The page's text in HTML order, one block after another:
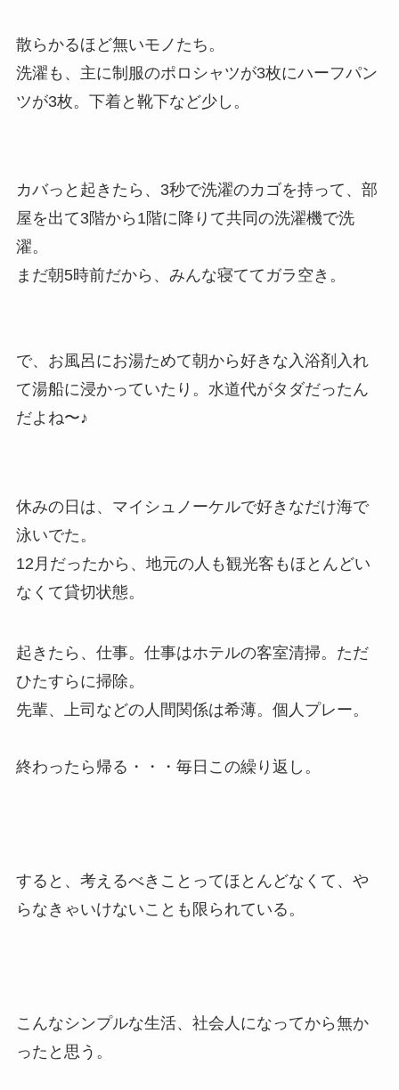
散らかるほど無いモノたち。
洗濯も、主に制服のポロシャツが3枚にハーフパン
ツが3枚。下着と靴下など少し。
カバっと起きたら、3秒で洗濯のカゴを持って、部
屋を出て3階から1階に降りて共同の洗濯機で洗
濯。
まだ朝5時前だから、みんな寝ててガラ空き。
で、お風呂にお湯ためて朝から好きな入浴剤入れ
て湯船に浸かっていたり。水道代がタダだったん
だよね〜♪
休みの日は、マイシュノーケルで好きなだけ海で
泳いでた。
12月だったから、地元の人も観光客もほとんどい
なくて貸切状態。
起きたら、仕事。仕事はホテルの客室清掃。ただ
ひたすらに掃除。
先輩、上司などの人間関係は希薄。個人プレー。
終わったら帰る・・・毎日この繰り返し。
すると、考えるべきことってほとんどなくて、や
らなきゃいけないことも限られている。
こんなシンプルな生活、社会人になってから無か
ったと思う。